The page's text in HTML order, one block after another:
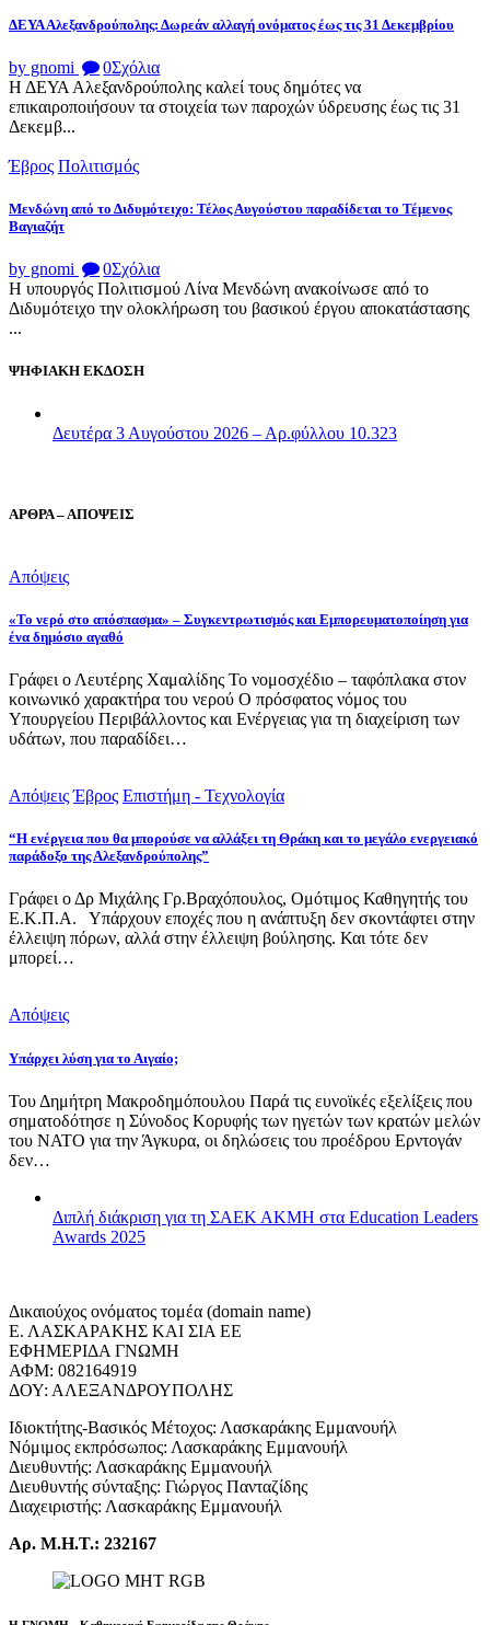
ΔΕΥΑ Αλεξανδρούπολης: Δωρεάν αλλαγή ονόματος έως τις 31 Δεκεμβρίου
by gnomi 0Σχόλια
Η ΔΕΥΑ Αλεξανδρούπολης καλεί τους δημότες να
επικαιροποιήσουν τα στοιχεία των παροχών ύδρευσης έως τις 31
Δεκεμβ...
Έβρος Πολιτισμός
Μενδώνη από το Διδυμότειχο: Τέλος Αυγούστου παραδίδεται το Τέμενος
Βαγιαζήτ
by gnomi 0Σχόλια
Η υπουργός Πολιτισμού Λίνα Μενδώνη ανακοίνωσε από το
Διδυμότειχο την ολοκλήρωση του βασικού έργου αποκατάστασης
...
ΨΗΦΙΑΚΗ ΕΚΔΟΣΗ
Δευτέρα 3 Αυγούστου 2026 – Αρ.φύλλου 10.323
ΑΡΘΡΑ – ΑΠΟΨΕΙΣ
Απόψεις
«Το νερό στο απόσπασμα» – Συγκεντρωτισμός και Εμπορευματοποίηση για
ένα δημόσιο αγαθό
Γράφει ο Λευτέρης Χαμαλίδης Το νομοσχέδιο – ταφόπλακα στον
κοινωνικό χαρακτήρα του νερού Ο πρόσφατος νόμος του
Υπουργείου Περιβάλλοντος και Ενέργειας για τη διαχείριση των
υδάτων, που παραδίδει…
Απόψεις Έβρος Επιστήμη - Τεχνολογία
“Η ενέργεια που θα μπορούσε να αλλάξει τη Θράκη και το μεγάλο ενεργειακό
παράδοξο της Αλεξανδρούπολης”
Γράφει ο Δρ Μιχάλης Γρ.Βραχόπουλος, Ομότιμος Καθηγητής του
Ε.Κ.Π.Α. Υπάρχουν εποχές που η ανάπτυξη δεν σκοντάφτει στην
έλλειψη πόρων, αλλά στην έλλειψη βούλησης. Και τότε δεν
μπορεί…
Απόψεις
Υπάρχει λύση για το Αιγαίο;
Του Δημήτρη Μακροδημόπουλου Παρά τις ευνοϊκές εξελίξεις που
σηματοδότησε η Σύνοδος Κορυφής των ηγετών των κρατών μελών
του ΝΑΤΟ για την Άγκυρα, οι δηλώσεις του προέδρου Ερντογάν
δεν…
Διπλή διάκριση για τη ΣΑΕΚ ΑΚΜΗ στα Education Leaders
Awards 2025
Δικαιούχος ονόματος τομέα (domain name)
Ε. ΛΑΣΚΑΡΑΚΗΣ ΚΑΙ ΣΙΑ ΕΕ
ΕΦΗΜΕΡΙΔΑ ΓΝΩΜΗ
ΑΦΜ: 082164919
ΔΟΥ: ΑΛΕΞΑΝΔΡΟΥΠΟΛΗΣ
Ιδιοκτήτης-Βασικός Μέτοχος: Λασκαράκης Εμμανουήλ
Νόμιμος εκπρόσωπος: Λασκαράκης Εμμανουήλ
Διευθυντής: Λασκαράκης Εμμανουήλ
Διευθυντής σύνταξης: Γιώργος Πανταζίδης
Διαχειριστής: Λασκαράκης Εμμανουήλ
Αρ. Μ.Η.Τ.: 232167